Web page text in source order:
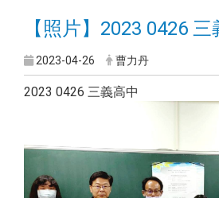
【照片】2023 0426 三
2023-04-26 曹力丹
2023 0426 三義高中